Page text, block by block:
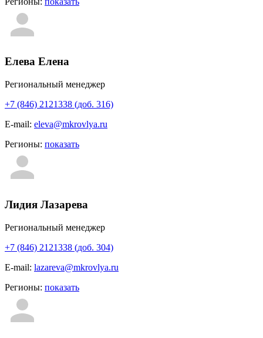
Елева Елена
Региональный менеджер
+7 (846) 2121338 (доб. 316)
E-mail: eleva@mkrovlya.ru
Регионы: показать
Лидия Лазарева
Региональный менеджер
+7 (846) 2121338 (доб. 304)
E-mail: lazareva@mkrovlya.ru
Регионы: показать